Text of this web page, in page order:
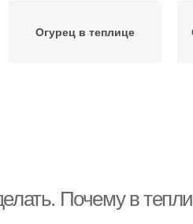
Огурец в теплице
Почему в